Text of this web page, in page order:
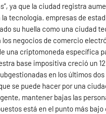
ya que la ciudad registra
tecnología. empresas de
su huella como una ciudad
negocios de comercio
una criptomoneda específica
base impositiva creció un
en los últimos
se puede hacer por una
mantener bajas las
está en el punto más